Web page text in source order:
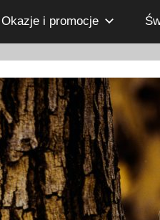
Okazje i promocje